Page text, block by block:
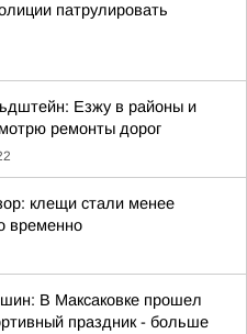
патрулировать
Езжу в районы и
ремонты дорог
клещи стали менее
временно
В Максаковке прошел
праздник - больше